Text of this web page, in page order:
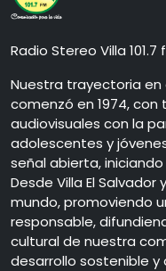
Radio Stereo Villa
Nuestra trayectoria
comenzó en 1974,
audiovisuales con la
adolescentes y
señal abierta, iniciando
Desde Villa El Salvador
mundo, promoviendo
responsable,
cultural de nuestra
desarrollo sostenible